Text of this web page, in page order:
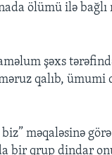
ölümü ilə
şəxs
qalıb,
məqaləsinə
bir qrup dindar